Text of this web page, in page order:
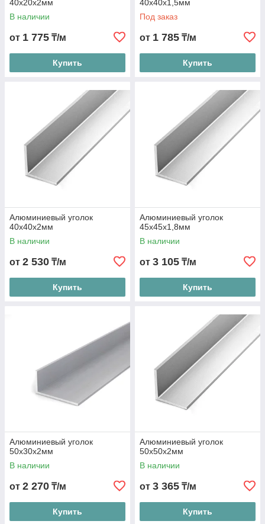
40х20х2мм
В наличии
от 1 775 ₸/м
Купить
40х40х1,5мм
Под заказ
от 1 785 ₸/м
Купить
Алюминиевый уголок
40х40х2мм
В наличии
от 2 530 ₸/м
Купить
Алюминиевый уголок
45х45х1,8мм
В наличии
от 3 105 ₸/м
Купить
Алюминиевый уголок
50х30х2мм
В наличии
от 2 270 ₸/м
Купить
Алюминиевый уголок
50х50х2мм
В наличии
от 3 365 ₸/м
Купить